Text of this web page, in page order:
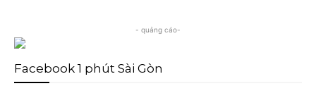
- quảng cáo-
Facebook 1 phút Sài Gòn